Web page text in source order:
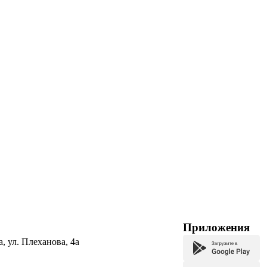
ул. Плеханова, 4а
Приложения